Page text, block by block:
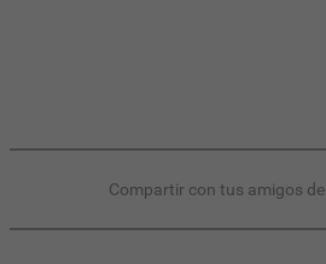
Compartir con tus amigos de